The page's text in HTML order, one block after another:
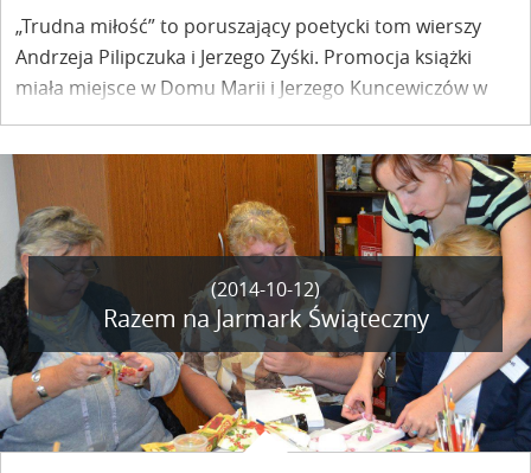
„Trudna miłość” to poruszający poetycki tom wierszy
Andrzeja Pilipczuka i Jerzego Zyśki. Promocja książki
miała miejsce w Domu Marii i Jerzego Kuncewiczów w
Kazimierzu Dolnym.
(2014-10-12)
Razem na Jarmark Świąteczny